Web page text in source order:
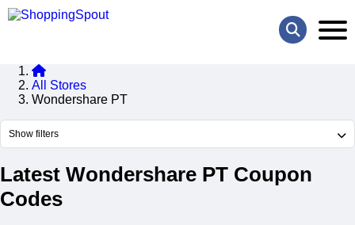
All Stores
Wondershare PT
Show filters
Latest Wondershare PT Coupon
Codes